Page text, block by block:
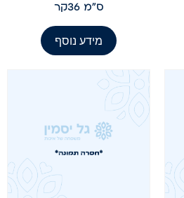
ס"מ 36קר
מידע נוסף